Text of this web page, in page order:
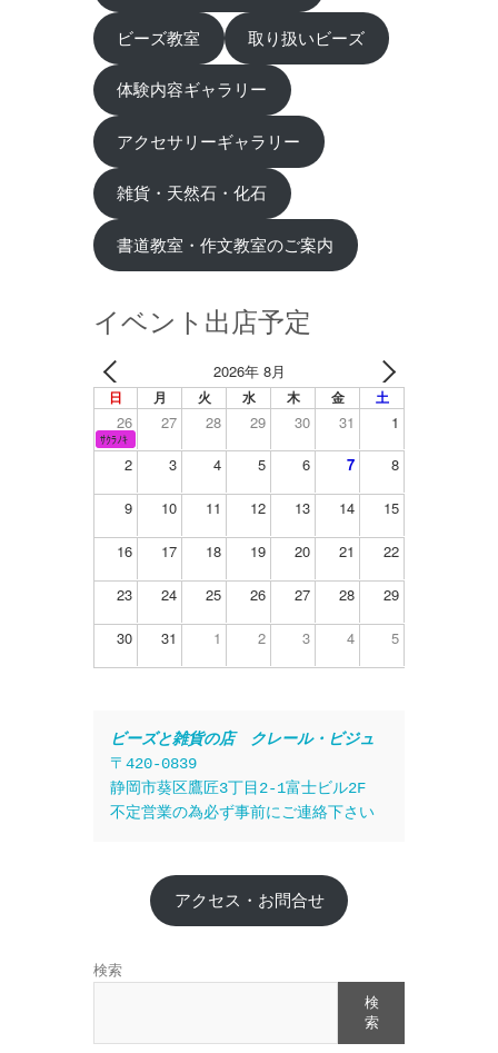
ビーズ教室 取り扱いビーズ
体験内容ギャラリー
アクセサリーギャラリー
雑貨・天然石・化石
書道教室・作文教室のご案内
イベント出店予定
2026年 8月
日 月 火 水 木 金 土
26 27 28 29 30 31 1
ｻｸﾗﾉｷ
2 3 4 5 6 7 8
9 10 11 12 13 14 15
16 17 18 19 20 21 22
23 24 25 26 27 28 29
30 31 1 2 3 4 5
ビーズと雑貨の店　クレール・ビジュ
〒420-0839
静岡市葵区鷹匠3丁目2-1富士ビル2F
不定営業の為必ず事前にご連絡下さい
アクセス・お問合せ
検索
検
索